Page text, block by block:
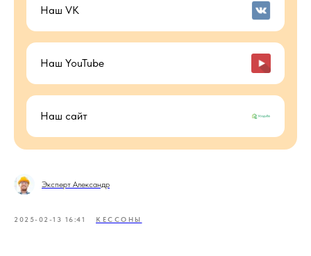
Наш VK
Наш YouTube
Наш сайт
Эксперт Александр
2025-02-13 16:41 КЕССОНЫ